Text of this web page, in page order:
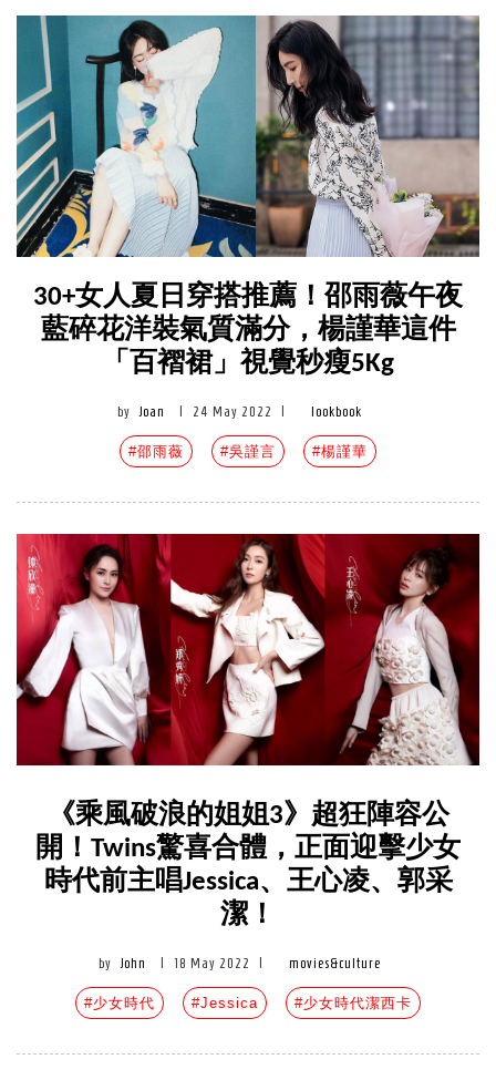
30+女人夏日穿搭推薦！邵雨薇午夜
藍碎花洋裝氣質滿分，楊謹華這件
「百褶裙」視覺秒瘦5Kg
by Joan 24 May 2022 lookbook
#邵雨薇 #吳謹言 #楊謹華
《乘風破浪的姐姐3》超狂陣容公
開！Twins驚喜合體，正面迎擊少女
時代前主唱Jessica、王心凌、郭采
潔！
by John 18 May 2022 movies&culture
#少女時代 #Jessica #少女時代潔西卡